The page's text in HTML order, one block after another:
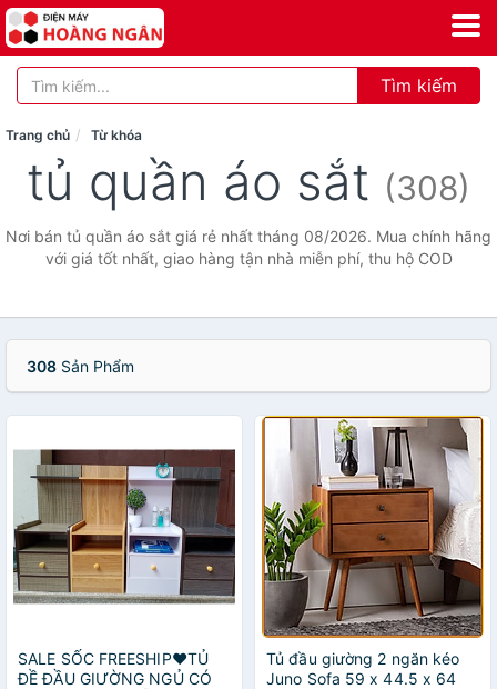
Tìm kiếm
Trang chủ Từ khóa
tủ quần áo sắt (308)
Nơi bán tủ quần áo sắt giá rẻ nhất tháng 08/2026. Mua chính hãng
với giá tốt nhất, giao hàng tận nhà miễn phí, thu hộ COD
308 Sản Phẩm
SALE SỐC FREESHIP❤️TỦ
ĐỀ ĐẦU GIƯỜNG NGỦ CÓ
Tủ đầu giường 2 ngăn kéo
Juno Sofa 59 x 44.5 x 64